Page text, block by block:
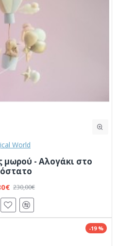
World
μωρού - Αλογάκι στο
230,00€
-19 %